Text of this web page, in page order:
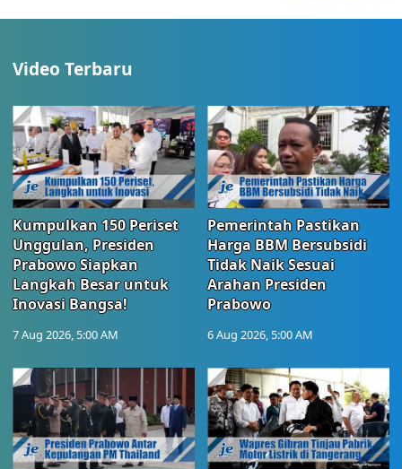
Video Terbaru
Kumpulkan 150 Periset
Unggulan, Presiden
Prabowo Siapkan
Langkah Besar untuk
Inovasi Bangsa!
7 Aug 2026, 5:00 AM
Pemerintah Pastikan
Harga BBM Bersubsidi
Tidak Naik Sesuai
Arahan Presiden
Prabowo
6 Aug 2026, 5:00 AM